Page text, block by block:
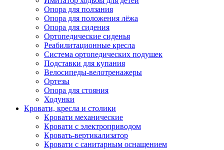
Опора для ползания
Опора для положения лёжа
Опора для сидения
Ортопедические сиденья
Реабилитационные кресла
Система ортопедических подушек
Подставки для купания
Велосипеды-велотренажеры
Ортезы
Опора для стояния
Ходунки
Кровати, кресла и столики
Кровати механические
Кровати с электроприводом
Кровать-вертикализатор
Кровати с санитарным оснащением